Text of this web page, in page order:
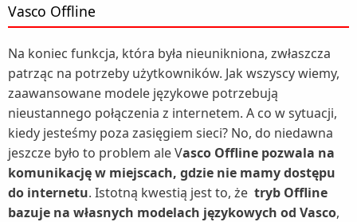
Vasco Offline
Na koniec funkcja, która była nieunikniona, zwłaszcza
patrząc na potrzeby użytkowników. Jak wszyscy wiemy,
zaawansowane modele językowe potrzebują
nieustannego połączenia z internetem. A co w sytuacji,
kiedy jesteśmy poza zasięgiem sieci? No, do niedawna
jeszcze było to problem ale Vasco Offline pozwala na
komunikację w miejscach, gdzie nie mamy dostępu
do internetu. Istotną kwestią jest to, że tryb Offline
bazuje na własnych modelach językowych od Vasco,